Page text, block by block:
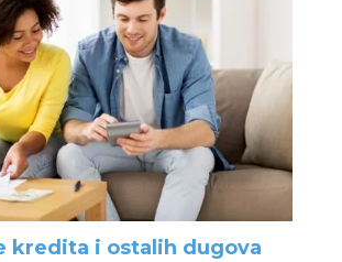
kredita i ostalih dugova